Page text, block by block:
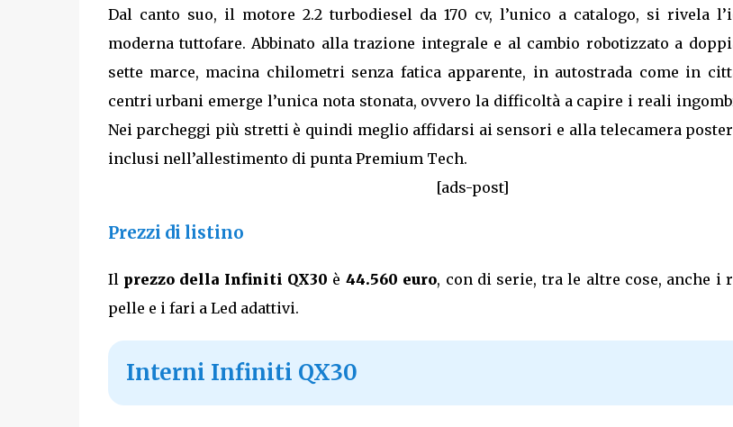
Dal canto suo, il motore 2.2 turbodiesel da 170 cv, l’unico a catalogo, si rivela
moderna tuttofare. Abbinato alla trazione integrale e al cambio robotizzato a
sette marce, macina chilometri senza fatica apparente, in autostrada come in
centri urbani emerge l’unica nota stonata, ovvero la difficoltà a capire i reali
Nei parcheggi più stretti è quindi meglio affidarsi ai sensori e alla telecamera
inclusi nell’allestimento di punta Premium Tech.
[ads-post]
Prezzi di listino
Il prezzo della Infiniti QX30 è 44.560 euro, con di serie, tra le altre cose, anche i
pelle e i fari a Led adattivi.
Interni Infiniti QX30